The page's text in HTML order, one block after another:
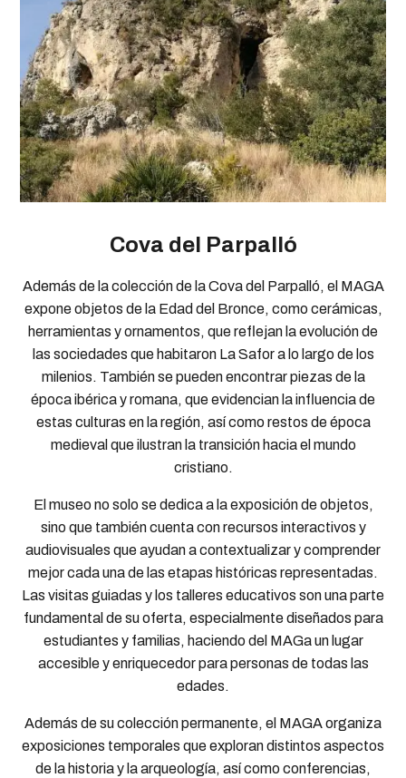
Cova del Parpalló
Además de la colección de la Cova del Parpalló, el MAGA
expone objetos de la Edad del Bronce, como cerámicas,
herramientas y ornamentos, que reflejan la evolución de
las sociedades que habitaron La Safor a lo largo de los
milenios. También se pueden encontrar piezas de la
época ibérica y romana, que evidencian la influencia de
estas culturas en la región, así como restos de época
medieval que ilustran la transición hacia el mundo
cristiano.
El museo no solo se dedica a la exposición de objetos,
sino que también cuenta con recursos interactivos y
audiovisuales que ayudan a contextualizar y comprender
mejor cada una de las etapas históricas representadas.
Las visitas guiadas y los talleres educativos son una parte
fundamental de su oferta, especialmente diseñados para
estudiantes y familias, haciendo del MAGa un lugar
accesible y enriquecedor para personas de todas las
edades.
Además de su colección permanente, el MAGA organiza
exposiciones temporales que exploran distintos aspectos
de la historia y la arqueología, así como conferencias,